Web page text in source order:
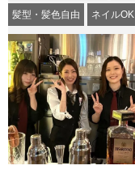
髪型・髪色自由 ネイルOK